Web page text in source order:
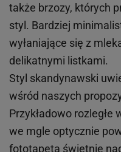
także brzozy, których
styl. Bardziej
wyłaniające się z
delikatnymi listkami.
Styl skandynawski
wśród naszych
Przykładowo rozległe
we mgle optycznie
fototapeta świetnie